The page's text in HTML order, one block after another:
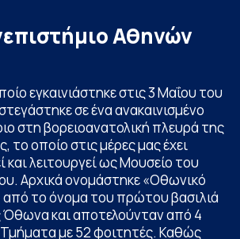
Αθηνών
εγκαινιάστηκε στις 3 Μαΐου του
σε ένα ανακαινισμένο
στη βορειοανατολική πλευρά της
το οποίο στις μέρες μας έχει
και λειτουργεί ως Μουσείο του
Αρχικά ονομάστηκε «Οθωνικό
από το όνομα του πρώτου βασιλιά
Όθωνα και αποτελούνταν από 4
με 52 φοιτητές. Καθώς